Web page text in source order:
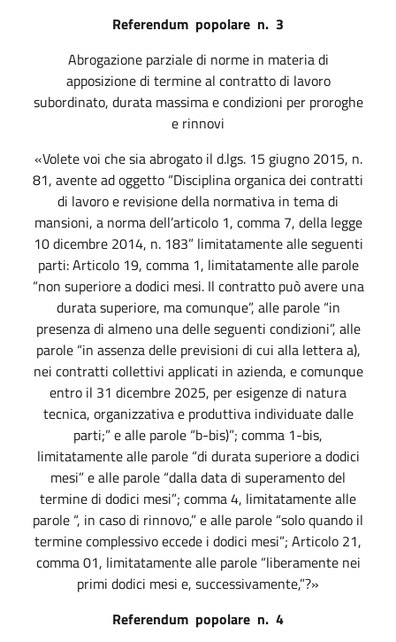
Referendum popolare n. 3
Abrogazione parziale di norme in materia di
apposizione di termine al contratto di lavoro
subordinato, durata massima e condizioni per proroghe
e rinnovi
«Volete voi che sia abrogato il d.lgs. 15 giugno 2015, n.
81, avente ad oggetto “Disciplina organica dei contratti
di lavoro e revisione della normativa in tema di
mansioni, a norma dell’articolo 1, comma 7, della legge
10 dicembre 2014, n. 183” limitatamente alle seguenti
parti: Articolo 19, comma 1, limitatamente alle parole
“non superiore a dodici mesi. Il contratto può avere una
durata superiore, ma comunque”, alle parole “in
presenza di almeno una delle seguenti condizioni”, alle
parole “in assenza delle previsioni di cui alla lettera a),
nei contratti collettivi applicati in azienda, e comunque
entro il 31 dicembre 2025, per esigenze di natura
tecnica, organizzativa e produttiva individuate dalle
parti;” e alle parole “b-bis)”; comma 1-bis,
limitatamente alle parole “di durata superiore a dodici
mesi” e alle parole “dalla data di superamento del
termine di dodici mesi”; comma 4, limitatamente alle
parole “, in caso di rinnovo,” e alle parole “solo quando il
termine complessivo eccede i dodici mesi”; Articolo 21,
comma 01, limitatamente alle parole “liberamente nei
primi dodici mesi e, successivamente,”?»
Referendum popolare n. 4